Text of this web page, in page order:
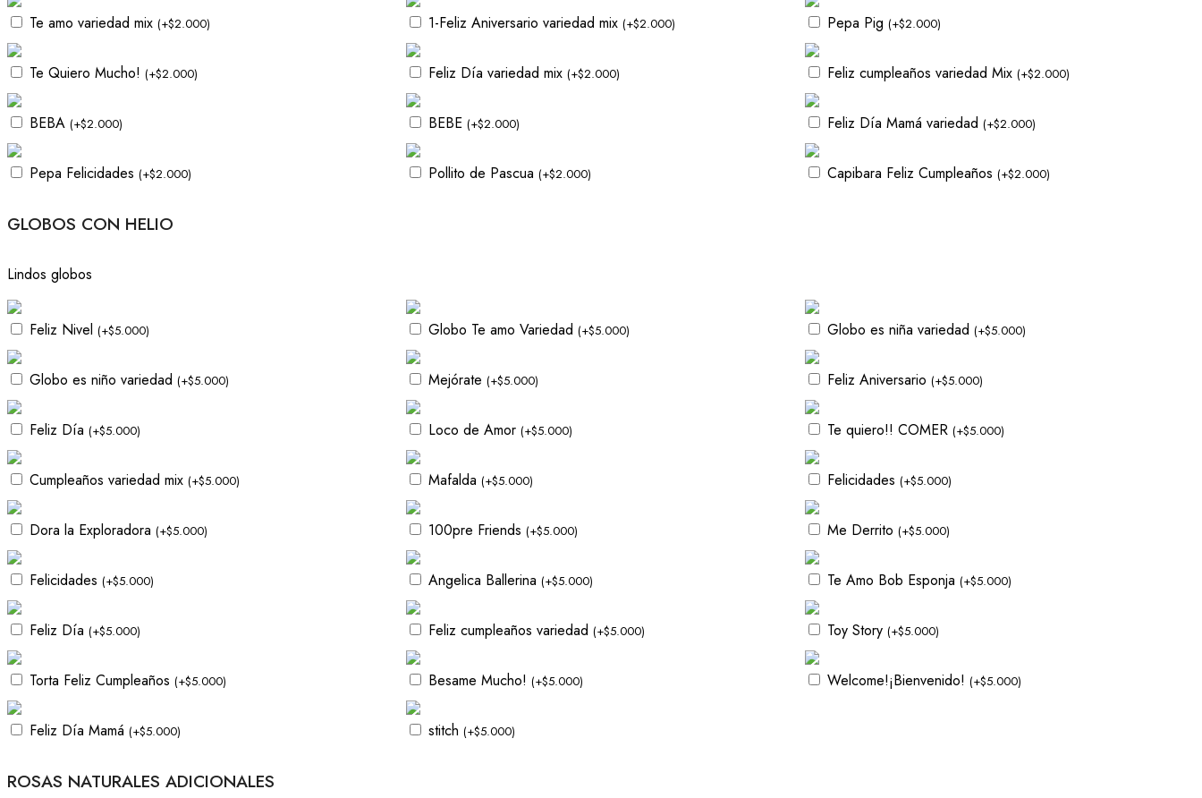
Te amo variedad mix (+$2.000) 1-Feliz Aniversario variedad mix (+$2.000) Pepa Pig (+$2.000)
Te Quiero Mucho! (+$2.000) Feliz Día variedad mix (+$2.000) Feliz cumpleaños variedad Mix (+$2.000)
BEBA (+$2.000) BEBE (+$2.000) Feliz Día Mamá variedad (+$2.000)
Pepa Felicidades (+$2.000) Pollito de Pascua (+$2.000) Capibara Feliz Cumpleaños (+$2.000)
GLOBOS CON HELIO
Lindos globos
Feliz Nivel (+$5.000) Globo Te amo Variedad (+$5.000) Globo es niña variedad (+$5.000)
Globo es niño variedad (+$5.000) Mejórate (+$5.000) Feliz Aniversario (+$5.000)
Feliz Día (+$5.000) Loco de Amor (+$5.000) Te quiero!! COMER (+$5.000)
Cumpleaños variedad mix (+$5.000) Mafalda (+$5.000) Felicidades (+$5.000)
Dora la Exploradora (+$5.000) 100pre Friends (+$5.000) Me Derrito (+$5.000)
Felicidades (+$5.000) Angelica Ballerina (+$5.000) Te Amo Bob Esponja (+$5.000)
Feliz Día (+$5.000) Feliz cumpleaños variedad (+$5.000) Toy Story (+$5.000)
Torta Feliz Cumpleaños (+$5.000) Besame Mucho! (+$5.000) Welcome!¡Bienvenido! (+$5.000)
Feliz Día Mamá (+$5.000) stitch (+$5.000)
ROSAS NATURALES ADICIONALES